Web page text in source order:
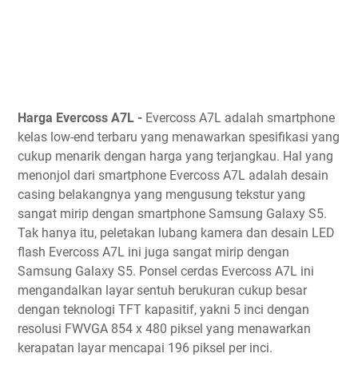
Harga Evercoss A7L - Evercoss A7L adalah smartphone
kelas low-end terbaru yang menawarkan spesifikasi yang
cukup menarik dengan harga yang terjangkau. Hal yang
menonjol dari smartphone Evercoss A7L adalah desain
casing belakangnya yang mengusung tekstur yang
sangat mirip dengan smartphone Samsung Galaxy S5.
Tak hanya itu, peletakan lubang kamera dan desain LED
flash Evercoss A7L ini juga sangat mirip dengan
Samsung Galaxy S5. Ponsel cerdas Evercoss A7L ini
mengandalkan layar sentuh berukuran cukup besar
dengan teknologi TFT kapasitif, yakni 5 inci dengan
resolusi FWVGA 854 x 480 piksel yang menawarkan
kerapatan layar mencapai 196 piksel per inci.